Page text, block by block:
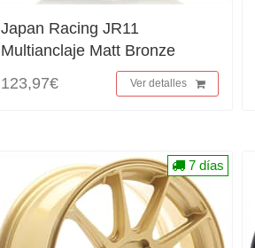
Japan Racing JR11
Multianclaje Matt Bronze
123,97€
Ver detalles
7 días